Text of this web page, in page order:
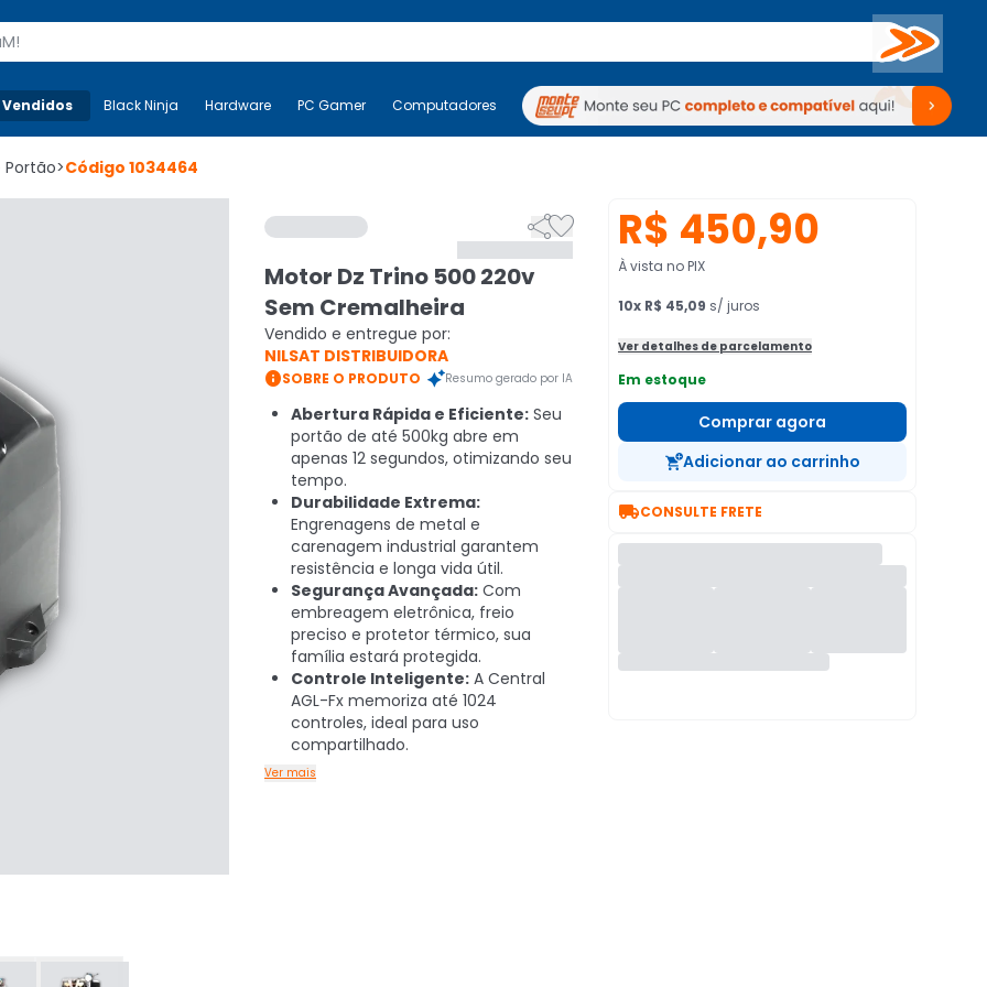
Buscar
Mais-v- Black Ninja Hardware PC Gamer Computadores Periféricos TV Venda no KaBuM!
Black Ninja Hardware PC Gamer Computadores Periféricos TV Venda no KaBuM!
>Código 1034464

Motor Dz Trino 500 220v
Sem Cremalheira
Vendido e entregue por:
NILSAT DISTRIBUIDORA
SOBRE O PRODUTO Resumo gerado por IA
Abertura Rápida e Eficiente: Seu
portão de até 500kg abre em
apenas 12 segundos, otimizando seu
tempo.
Durabilidade Extrema:
Engrenagens de metal e
carenagem industrial garantem
resistência e longa vida útil.
Segurança Avançada: Com
embreagem eletrônica, freio
preciso e protetor térmico, sua
família estará protegida.
Controle Inteligente: A Central
AGL-Fx memoriza até 1024
controles, ideal para uso
compartilhado.
Ver mais
R$ 450,90
À vista no PIX
10x R$ 45,09 s/ juros
Ver detalhes de parcelamento
Em estoque
Comprar agora
Adicionar ao carrinho
CONSULTE FRETE